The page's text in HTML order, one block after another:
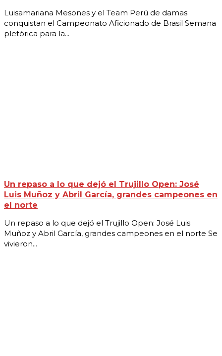
Luisamariana Mesones y el Team Perú de damas
conquistan el Campeonato Aficionado de Brasil Semana
pletórica para la...
Un repaso a lo que dejó el Trujillo Open: José
Luis Muñoz y Abril García, grandes campeones en
el norte
Un repaso a lo que dejó el Trujillo Open: José Luis
Muñoz y Abril García, grandes campeones en el norte Se
vivieron...